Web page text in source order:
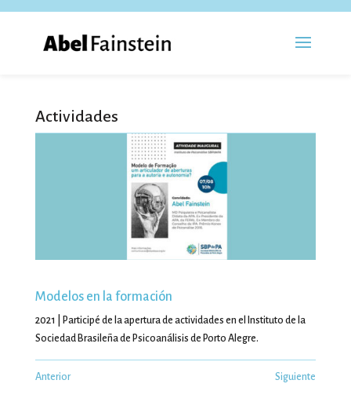
Actividades
Modelos en la formación
2021 | Participé de la apertura de actividades en el Instituto de la
Sociedad Brasileña de Psicoanálisis de Porto Alegre.
Anterior Siguiente